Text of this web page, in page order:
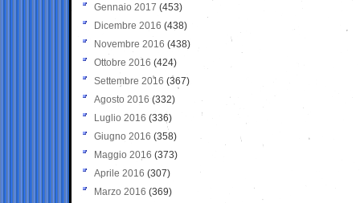
Gennaio 2017 (453)
Dicembre 2016 (438)
Novembre 2016 (438)
Ottobre 2016 (424)
Settembre 2016 (367)
Agosto 2016 (332)
Luglio 2016 (336)
Giugno 2016 (358)
Maggio 2016 (373)
Aprile 2016 (307)
Marzo 2016 (369)